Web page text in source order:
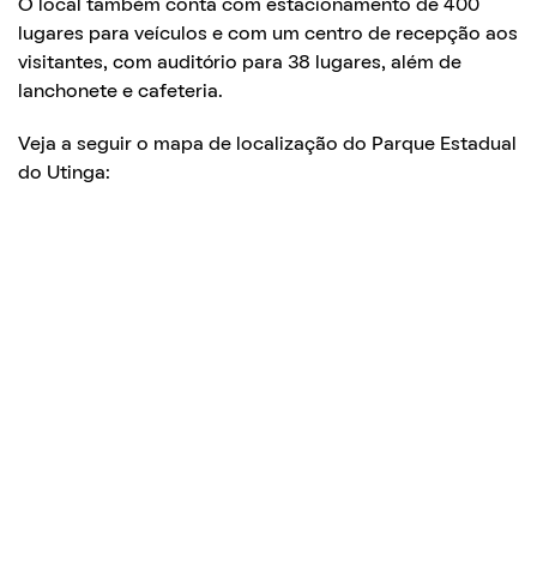
O local também conta com estacionamento de 400
lugares para veículos e com um centro de recepção aos
visitantes, com auditório para 38 lugares, além de
lanchonete e cafeteria.
Veja a seguir o mapa de localização do Parque Estadual
do Utinga: